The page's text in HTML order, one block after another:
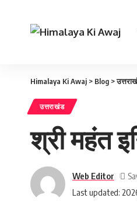
Himalaya Ki Awaj > Blog >
उत्तराखंड
श्री महंत
Last updated:
Web Editor